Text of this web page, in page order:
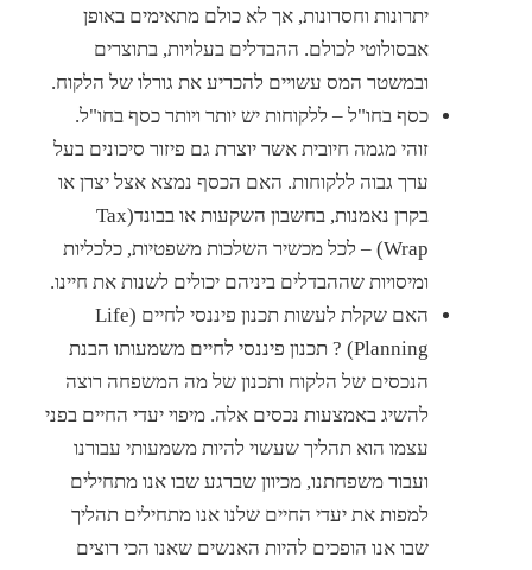
יתרונות וחסרונות, אך לא כולם מתאימים באופן
אבסולוטי לכולם. ההבדלים בעלויות, בתוצרים
ובמשטר המס עשויים להכריע את גורלו של הלקוח.
כסף בחו"ל – ללקוחות יש יותר ויותר כסף בחו"ל.
זוהי מגמה חיובית אשר יוצרת גם פיזור סיכונים בעל
ערך גבוה ללקוחות. האם הכסף נמצא אצל יצרן או
בקרן נאמנות, בחשבון השקעות או בבונד(Tax
Wrap) – לכל מכשיר השלכות משפטיות, כלכליות
ומיסויות שההבדלים ביניהם יכולים לשנות את חיינו.
האם שקלת לעשות תכנון פיננסי לחיים (Life
Planning) ? תכנון פיננסי לחיים משמעותו הבנת
הנכסים של הלקוח ותכנון של מה המשפחה רוצה
להשיג באמצעות נכסים אלה. מיפוי יעדי החיים בפני
עצמו הוא תהליך שעשוי להיות משמעותי עבורנו
ועבור משפחתנו, מכיוון שברגע שבו אנו מתחילים
למפות את יעדי החיים שלנו אנו מתחילים תהליך
שבו אנו הופכים להיות האנשים שאנו הכי רוצים